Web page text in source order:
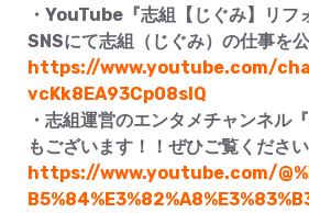
・YouTube『志組【じぐみ】リフ
SNSにて志組（じぐみ）の仕事を
https://www.youtube.com/
vcKk8EA93Cp08slQ
・志組運営のエンタメチャンネル
もございます！！ぜひご覧ください
https://www.youtube.com/